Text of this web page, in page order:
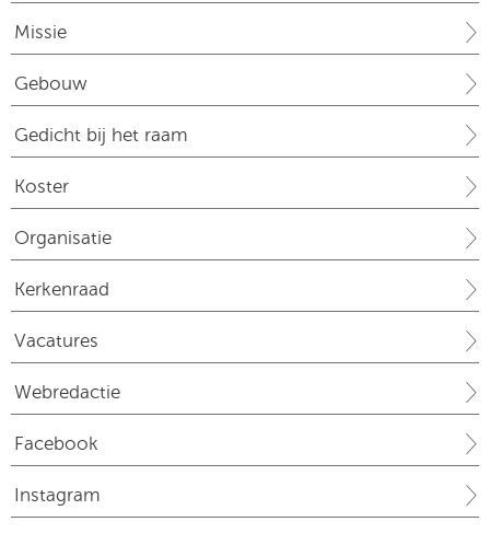
Missie
Gebouw
Gedicht bij het raam
Koster
Organisatie
Kerkenraad
Vacatures
Webredactie
Facebook
Instagram